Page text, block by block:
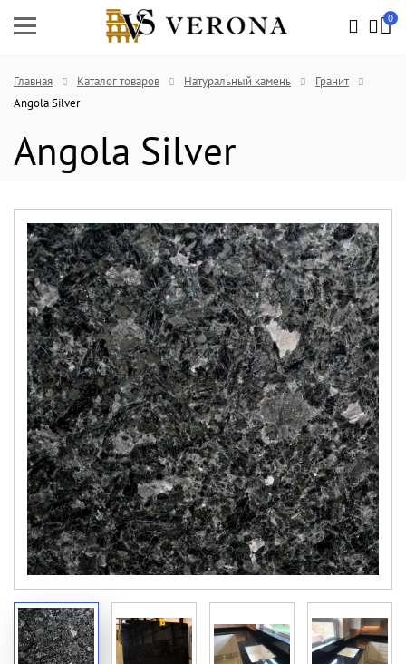
0
Главная Каталог товаров Натуральный камень
Гранит
Angola Silver
Angola Silver